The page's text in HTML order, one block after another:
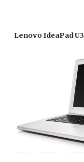
Lenovo IdeaPad